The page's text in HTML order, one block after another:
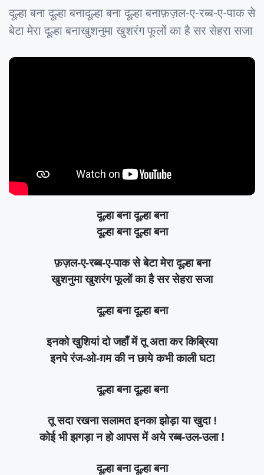
दूल्हा बना दूल्हा बनादूल्हा बना दूल्हा बनाफ़ज़ल-ए-रब्ब-ए-पाक से
बेटा मेरा दूल्हा बनाखुशनुमा खुशरंग फूलों का है सर सेहरा सजा
दूल्हा बना दूल्हा बना
दूल्हा बना दूल्हा बना
फ़ज़ल-ए-रब्ब-ए-पाक से बेटा मेरा दूल्हा बना
खुशनुमा खुशरंग फूलों का है सर सेहरा सजा
दूल्हा बना दूल्हा बना
इनको खुशियां दो जहाँ में तू अता कर किब्रिया
इनपे रंज-ओ-ग़म की न छाये कभी काली घटा
दूल्हा बना दूल्हा बना
तू सदा रखना सलामत इनका झोड़ा या खुदा !
कोई भी झगड़ा न हो आपस में अये रब्ब-उल-उला !
दूल्हा बना दूल्हा बना